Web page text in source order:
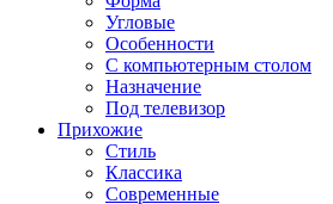
Угловые
Особенности
С компьютерным столом
Назначение
Под телевизор
Прихожие
Стиль
Классика
Современные